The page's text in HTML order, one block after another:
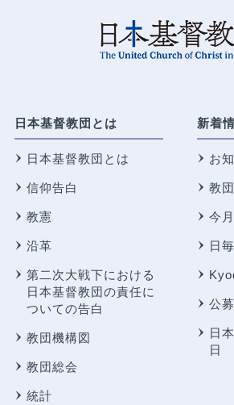
日本基督教団とは
日本基督教団とは
信仰告白
教憲
沿革
第二次大戦下における
日本基督教団の責任に
ついての告白
教団機構図
教団総会
統計
新着
お
教
今
日
公
日
日